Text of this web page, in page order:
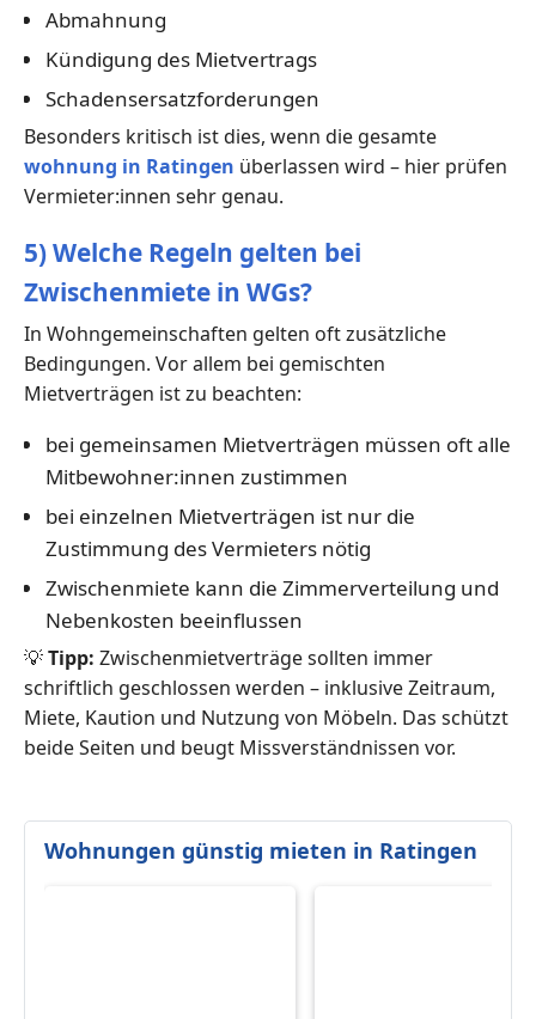
Abmahnung
Kündigung des Mietvertrags
Schadensersatzforderungen
Besonders kritisch ist dies, wenn die gesamte
wohnung in Ratingen überlassen wird – hier prüfen
Vermieter:innen sehr genau.
5) Welche Regeln gelten bei
Zwischenmiete in WGs?
In Wohngemeinschaften gelten oft zusätzliche
Bedingungen. Vor allem bei gemischten
Mietverträgen ist zu beachten:
bei gemeinsamen Mietverträgen müssen oft alle
Mitbewohner:innen zustimmen
bei einzelnen Mietverträgen ist nur die
Zustimmung des Vermieters nötig
Zwischenmiete kann die Zimmerverteilung und
Nebenkosten beeinflussen
💡Tipp: Zwischenmietverträge sollten immer
schriftlich geschlossen werden – inklusive Zeitraum,
Miete, Kaution und Nutzung von Möbeln. Das schützt
beide Seiten und beugt Missverständnissen vor.
Wohnungen günstig mieten in Ratingen